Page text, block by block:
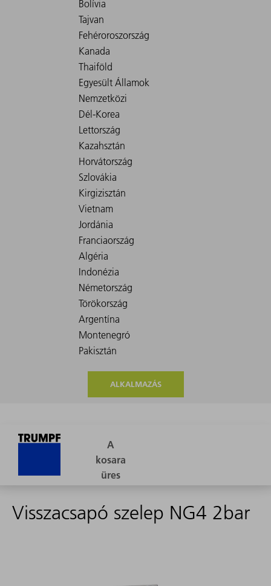
ALKALMAZÁS
Visszacsapó szelep NG4 2bar